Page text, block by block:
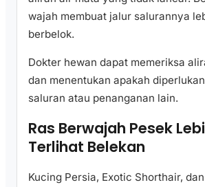
wajah membuat jalur salurannya
berbelok.
Dokter hewan dapat memeriksa
dan menentukan apakah
saluran atau penanganan lain.
Ras Berwajah Pesek
Terlihat Belekan
Kucing Persia, Exotic Shorthair,